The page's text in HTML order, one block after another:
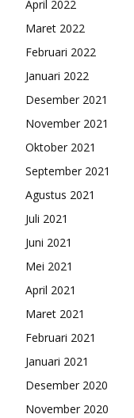
April 2022
Maret 2022
Februari 2022
Januari 2022
Desember 2021
November 2021
Oktober 2021
September 2021
Agustus 2021
Juli 2021
Juni 2021
Mei 2021
April 2021
Maret 2021
Februari 2021
Januari 2021
Desember 2020
November 2020